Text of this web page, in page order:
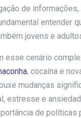
de
entender
jovens e
cenário
, cocaína e
mudanças
estresse e
de